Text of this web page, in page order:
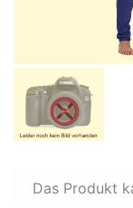
Das Produkt